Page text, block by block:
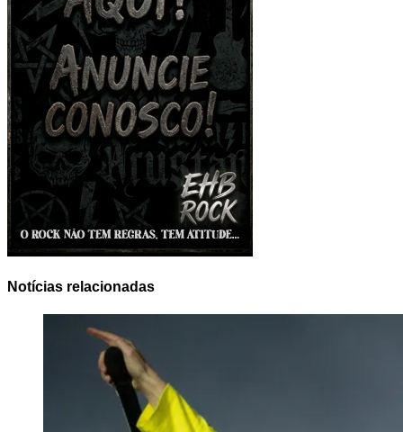
Notícias relacionadas